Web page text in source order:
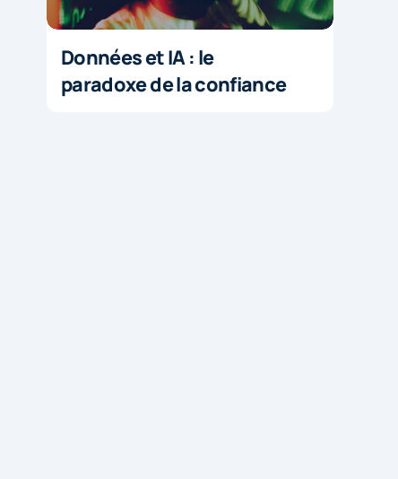
Données et IA : le
paradoxe de la confiance